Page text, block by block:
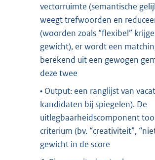
vectorruimte (semantische
weegt trefwoorden en
(woorden zoals “flexibel”
gewicht), er wordt een
berekend uit een gewogen
deze twee
• Output: een ranglijst van
kandidaten bij spiegelen). De
uitlegbaarheidscomponent
criterium (bv. “creativiteit”,
gewicht in de score